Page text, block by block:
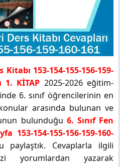
153-154-155-156-159-
1. KİTAP 2025-2026 eğitim-
6. sınıf öğrencilerinin en
arasında bulunan ve
bulunduğu 6. Sınıf Fen
153-154-155-156-159-160-
paylaştık. Cevaplarla ilgili
yorumlardan yazarak